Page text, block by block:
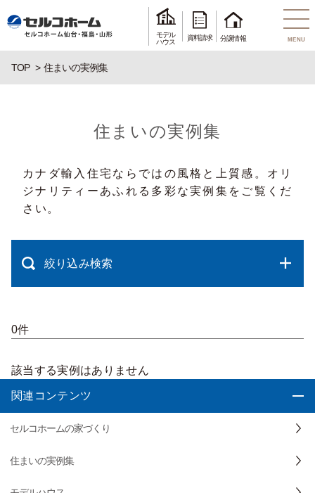
モデル
ハウス
資料請求 分譲情報 MENU
TOP 住まいの実例集
住まいの実例集
カナダ輸入住宅ならではの風格と上質感。オリ
ジナリティーあふれる多彩な実例集をご覧くだ
さい。
絞り込み検索
0件
該当する実例はありません
関連コンテンツ
セルコホームの家づくり
住まいの実例集